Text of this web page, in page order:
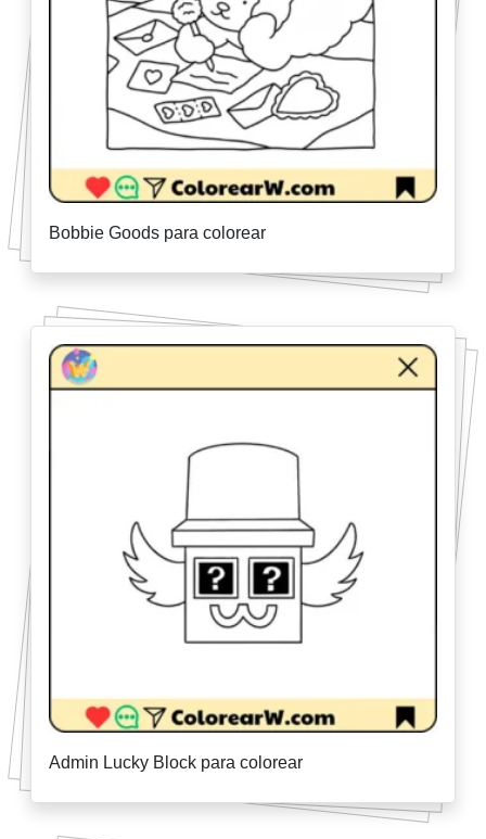
Bobbie Goods para colorear
Admin Lucky Block para colorear